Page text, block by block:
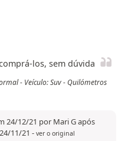
los, sem dúvida
- Veículo: Suv - Quilómetros
24/12/21 por Mari G após
11/21 - ver o original